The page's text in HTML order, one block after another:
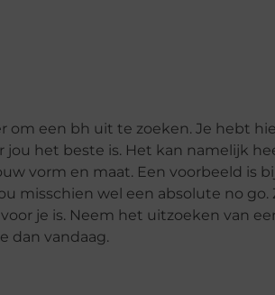
een bh uit te zoeken. Je hebt
het beste is. Het kan namelijk
vorm en maat. Een voorbeeld is
misschien wel een absolute no go.
je is. Neem het uitzoeken van
dan vandaag.